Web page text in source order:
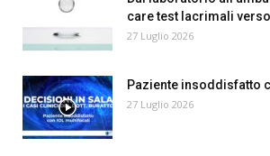
care test lacrimali
27 Luglio 2026
Paziente insoddisfatto
27 Luglio 2026